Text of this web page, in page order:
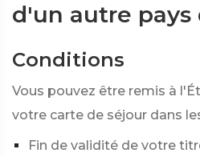
d'un autre pays
Conditions
Vous pouvez être remis à
votre carte de séjour dans
Fin de validité de votre